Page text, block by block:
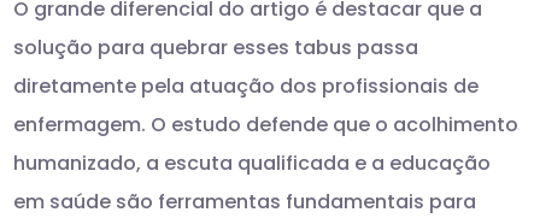
O grande diferencial do artigo é destacar que a
solução para quebrar esses tabus passa
diretamente pela atuação dos profissionais de
enfermagem. O estudo defende que o acolhimento
humanizado, a escuta qualificada e a educação
em saúde são ferramentas fundamentais para